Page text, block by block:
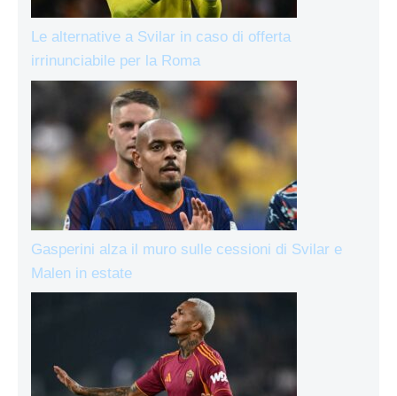
Le alternative a Svilar in caso di offerta
irrinunciabile per la Roma
Gasperini alza il muro sulle cessioni di Svilar e
Malen in estate